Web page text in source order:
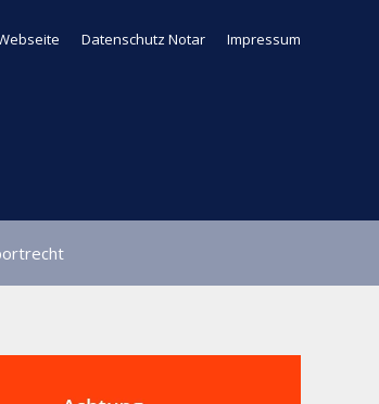
Datenschutz Notar Impressum